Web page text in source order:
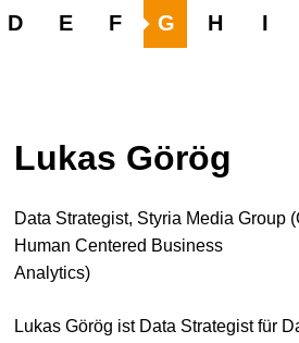
D E F G H I
Lukas Görög
Data Strategist, Styria Media Group
Human Centered Business
Analytics)
Lukas Görög ist Data Strategist für